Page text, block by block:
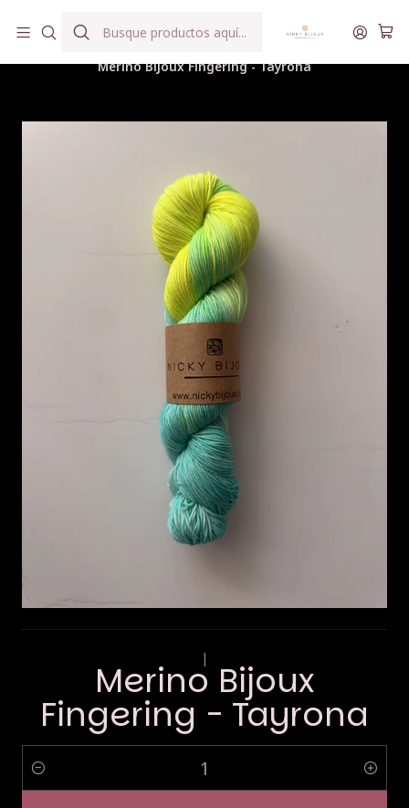
Merino Bijoux Fingering - Tayrona
|
Merino Bijoux
Fingering - Tayrona
Cantidad